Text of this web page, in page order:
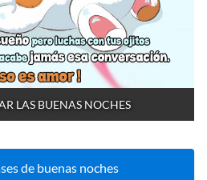
LAS BUENAS NOCHES
de buenas noches